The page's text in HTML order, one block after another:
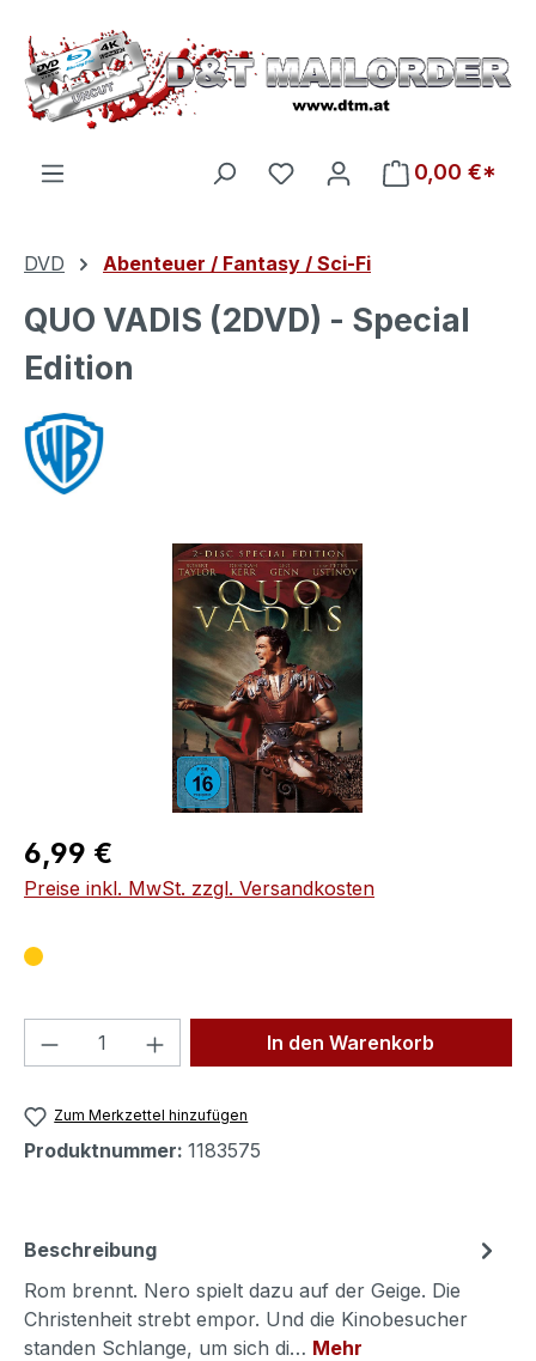
Zum Hauptinhalt springen
Du hast 0 Produkte auf
0,00 €*
DVD Abenteuer / Fantasy / Sci-Fi
QUO VADIS (2DVD) - Special
Edition
Bildergalerie überspringen
Regulärer Preis:
6,99 €
Preise inkl. MwSt. zzgl. Versandkosten
Produkt Anzahl: Gib denIn den Warenkorb
Zum Merkzettel hinzufügen
Produktnummer: 1183575
Beschreibung
Rom brennt. Nero spielt dazu auf der Geige. Die
Christenheit strebt empor. Und die Kinobesucher
standen Schlange, um sich di… Mehr